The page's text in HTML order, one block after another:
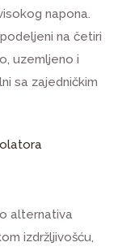
napona.
na četiri
uzemljeno i
sa zajedničkim
alternativa
izdržljivošću,